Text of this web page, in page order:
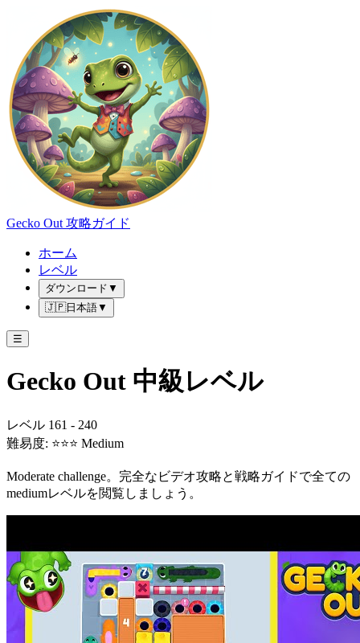
Gecko Out 攻略ガイド
ホーム
レベル
ダウンロード ▼
🇯🇵日本語▼
☰
Gecko Out 中級レベル
レベル 161 - 240
難易度: ⭐⭐⭐ Medium
Moderate challenge。完全なビデオ攻略と戦略ガイドで全ての
mediumレベルを閲覧しましょう。